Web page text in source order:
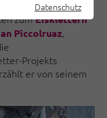
zumEisklettern
Piccolruaz,
Projekts
er von seinem
Datenschutz